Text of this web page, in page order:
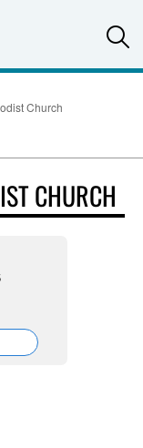
Church
CHURCH